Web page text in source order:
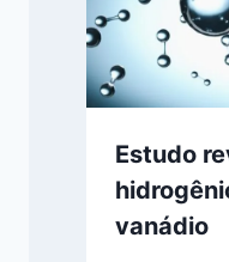
Estudo
vanádio